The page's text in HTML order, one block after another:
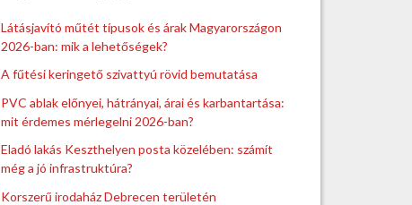
Látásjavító műtét típusok és árak Magyarországon
2026-ban: mik a lehetőségek?
A fűtési keringető szivattyú rövid bemutatása
PVC ablak előnyei, hátrányai, árai és karbantartása:
mit érdemes mérlegelni 2026-ban?
Eladó lakás Keszthelyen posta közelében: számít
még a jó infrastruktúra?
Korszerű irodaház Debrecen területén